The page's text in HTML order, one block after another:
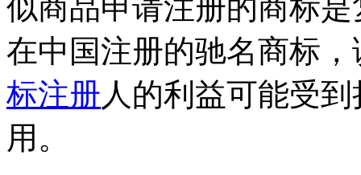
似商品申请注册的商标
在中国注册的驰名商标
标注册人的利益可能受
用。